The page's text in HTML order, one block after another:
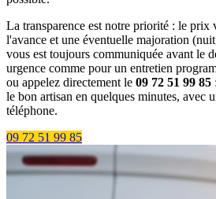
La transparence est notre priorité : le prix
l'avance et une éventuelle majoration
vous est toujours communiquée avant le
urgence comme pour un entretien
ou appelez directement le 09 72 51 99 85
le bon artisan en quelques minutes, avec
téléphone.
09 72 51 99 85